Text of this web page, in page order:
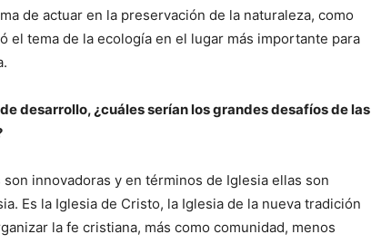
de actuar en la preservación de la naturaleza, como
el tema de la ecología en el lugar más importante para
desarrollo, ¿cuáles serían los grandes desafíos de las
innovadoras y en términos de Iglesia ellas son
Es la Iglesia de Cristo, la Iglesia de la nueva tradición
la fe cristiana, más como comunidad, menos